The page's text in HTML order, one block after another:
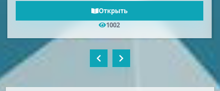
Открыть
3011